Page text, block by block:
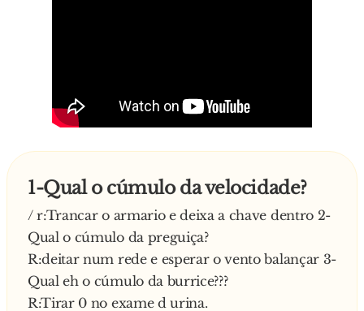
1-Qual o cúmulo da velocidade?
/ r:Trancar o armario e deixa a chave dentro 2-
Qual o cúmulo da preguiça?
R:deitar num rede e esperar o vento balançar 3-
Qual eh o cúmulo da burrice???
R:Tirar 0 no exame d urina.